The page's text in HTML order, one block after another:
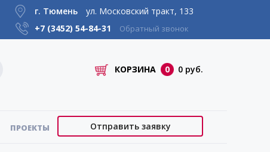
г. Тюмень
ул. Московский тракт, 133
+7 (3452) 54-84-31 Обратный звонок
КОРЗИНА 0 0 руб.
Отправить заявку
ПРОЕКТЫ